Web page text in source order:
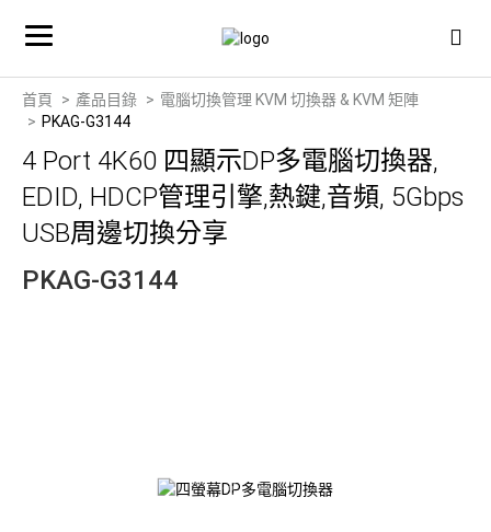
首頁 產品目錄
電腦切換管理 KVM 切換器 & KVM 矩陣
PKAG-G3144
4 Port 4K60 四顯示DP多電腦切換器,
EDID, HDCP管理引擎,熱鍵,音頻, 5Gbps
USB周邊切換分享
PKAG-G3144